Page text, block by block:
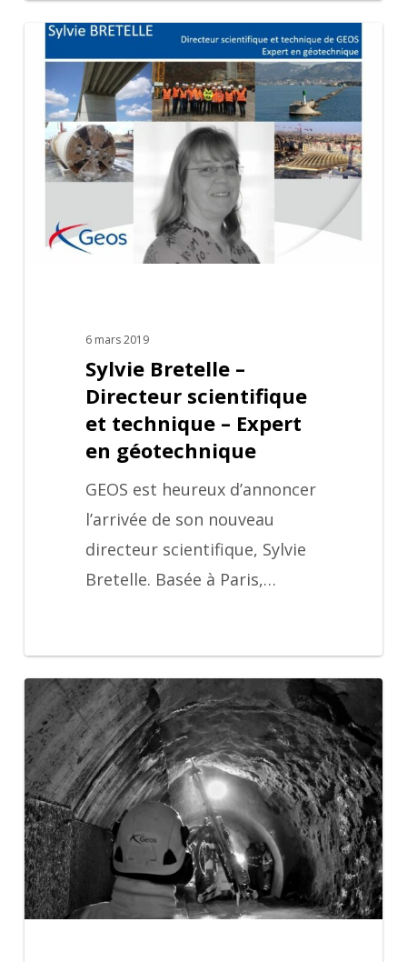
Sylvie
Bretelle
Directeur
scientifique
technique
géotechnique
6 mars 2019
Sylvie Bretelle –
Directeur scientifique
et technique – Expert
en géotechnique
GEOS est heureux d’annoncer
l’arrivée de son nouveau
directeur scientifique, Sylvie
Bretelle. Basée à Paris,…
Creusement
des
deux
galeries
du
projet
MIGA